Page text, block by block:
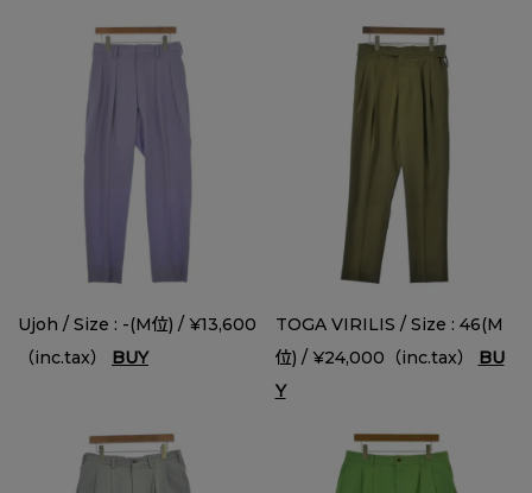
Ujoh / Size : -(M位) / ¥13,600
（inc.tax）
BUY
TOGA VIRILIS / Size : 46(M
位) / ¥24,000（inc.tax）
BU
Y